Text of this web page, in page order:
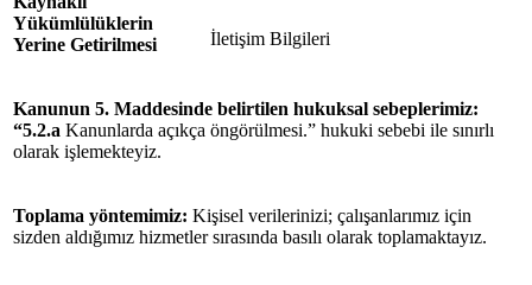
Yükümlülüklerin
Yerine Getirilmesi
İletişim Bilgileri
Kanunun 5. Maddesinde belirtilen hukuksal sebeplerimiz:
“5.2.a Kanunlarda açıkça öngörülmesi.” hukuki sebebi ile sınırlı
olarak işlemekteyiz.
Toplama yöntemimiz: Kişisel verilerinizi; çalışanlarımız için
sizden aldığımız hizmetler sırasında basılı olarak toplamaktayız.